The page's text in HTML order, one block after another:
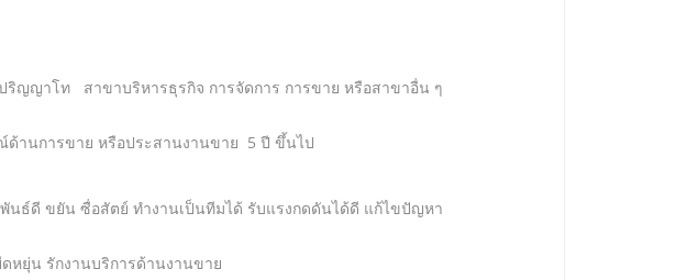
ญญาโท สาขาบริหารธุรกิจ การจัดการ การขาย หรือสาขาอื่น ๆ
านการขาย หรือประสานงานขาย 5 ปี ขึ้นไป
ดี ขยัน ซื่อสัตย์ ทำงานเป็นทีมได้ รับแรงกดดันได้ดี แก้ไขปัญหา
ยุ่น รักงานบริการด้านงานขาย